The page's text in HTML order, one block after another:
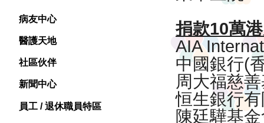
病友中心
醫護天地
社區伙伴
新聞中心
員工 / 退休職員特區